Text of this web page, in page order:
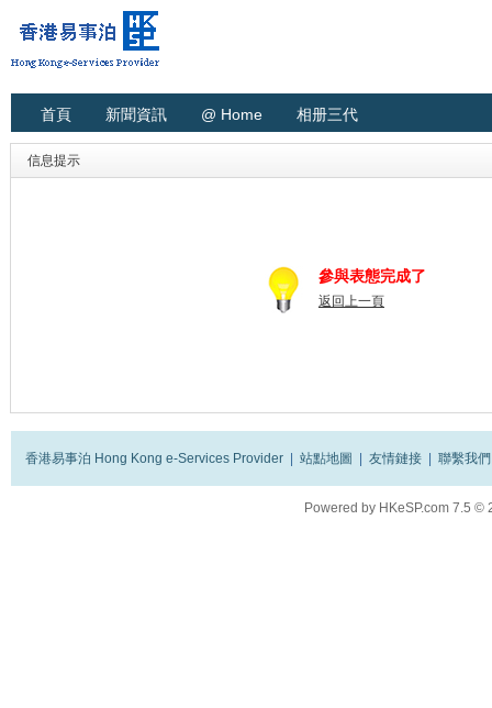
首頁 新聞資訊 @ Home 相册三代
信息提示
參與表態完成了
返回上一頁
香港易事泊 Hong Kong e-Services Provider 站點地圖 友情鏈接 聯繫我們
Powered by HKeSP.com 7.5 ©